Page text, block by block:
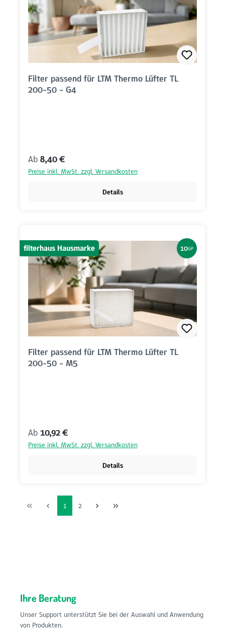
Filter passend für LTM Thermo Lüfter TL
200-50 - G4
Regulärer Preis:
Ab 8,40 €
Preise inkl. MwSt. zzgl. Versandkosten
Details
filterhaus Hausmarke 10GP
Filter passend für LTM Thermo Lüfter TL
200-50 - M5
Regulärer Preis:
Ab 10,92 €
Preise inkl. MwSt. zzgl. Versandkosten
Details
Seite
1 Seite
2
Ihre Beratung
Unser Support unterstützt Sie bei der Auswahl und Anwendung
von Produkten.